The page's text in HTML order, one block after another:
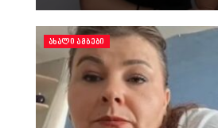
ᲐᲮᲐᲚᲘ ᲐᲛᲑᲔᲑᲘ